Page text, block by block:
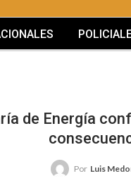
de Energía
Por Luis